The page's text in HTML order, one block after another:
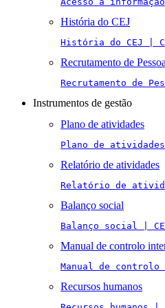
História do CEJ
História do CEJ |
Recrutamento de
Recrutamento de
Instrumentos de gestão
Plano de atividades
Plano de
Relatório de atividades
Relatório de
Balanço social
Balanço social |
Manual de controlo
Manual de
Recursos humanos